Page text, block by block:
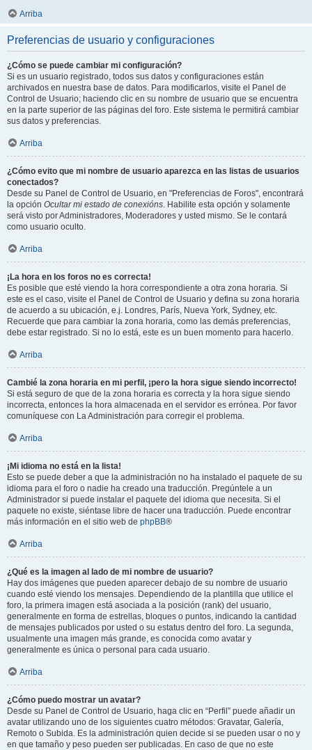
Arriba
Preferencias de usuario y configuraciones
¿Cómo se puede cambiar mi configuración?
Si es un usuario registrado, todos sus datos y configuraciones están
archivados en nuestra base de datos. Para modificarlos, visite el Panel de
Control de Usuario; haciendo clic en su nombre de usuario que se encuentra
en la parte superior de las páginas del foro. Este sistema le permitirá cambiar
sus datos y preferencias.
Arriba
¿Cómo evito que mi nombre de usuario aparezca en las listas de usuarios
conectados?
Desde su Panel de Control de Usuario, en "Preferencias de Foros", encontrará
la opción Ocultar mi estado de conexións. Habilite esta opción y solamente
será visto por Administradores, Moderadores y usted mismo. Se le contará
como usuario oculto.
Arriba
¡La hora en los foros no es correcta!
Es posible que esté viendo la hora correspondiente a otra zona horaria. Si
este es el caso, visite el Panel de Control de Usuario y defina su zona horaria
de acuerdo a su ubicación, e.j. Londres, París, Nueva York, Sydney, etc.
Recuerde que para cambiar la zona horaria, como las demás preferencias,
debe estar registrado. Si no lo está, este es un buen momento para hacerlo.
Arriba
Cambié la zona horaria en mi perfil, ¡pero la hora sigue siendo incorrecto!
Si está seguro de que de la zona horaria es correcta y la hora sigue siendo
incorrecta, entonces la hora almacenada en el servidor es errónea. Por favor
comuníquese con La Administración para corregir el problema.
Arriba
¡Mi idioma no está en la lista!
Esto se puede deber a que la administración no ha instalado el paquete de su
idioma para el foro o nadie ha creado una traducción. Pregúntele a un
Administrador si puede instalar el paquete del idioma que necesita. Si el
paquete no existe, siéntase libre de hacer una traducción. Puede encontrar
más información en el sitio web de phpBB®
Arriba
¿Qué es la imagen al lado de mi nombre de usuario?
Hay dos imágenes que pueden aparecer debajo de su nombre de usuario
cuando esté viendo los mensajes. Dependiendo de la plantilla que utilice el
foro, la primera imagen está asociada a la posición (rank) del usuario,
generalmente en forma de estrellas, bloques o puntos, indicando la cantidad
de mensajes publicados por usted o su estatus dentro del foro. La segunda,
usualmente una imagen más grande, es conocida como avatar y
generalmente es única o personal para cada usuario.
Arriba
¿Cómo puedo mostrar un avatar?
Desde su Panel de Control de Usuario, haga clic en “Perfil” puede añadir un
avatar utilizando uno de los siguientes cuatro métodos: Gravatar, Galería,
Remoto o Subida. Es la administración quien decide si se pueden usar o no y
en que tamaño y peso pueden ser publicadas. En caso de que no este